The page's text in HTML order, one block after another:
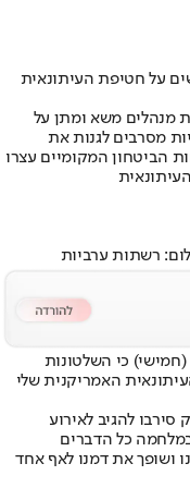
על חטיפת העיתונאית
מנהלים משא ומתן על
מסרבים לגנות את
הביטחון המקומיים עצרו
רשתות ערביות
(חמישי) כי השלטונות
האמריקנית שלי
סירבו להגיב לאירוע
כל הדברים
ושופך את דמנו לאף אחד